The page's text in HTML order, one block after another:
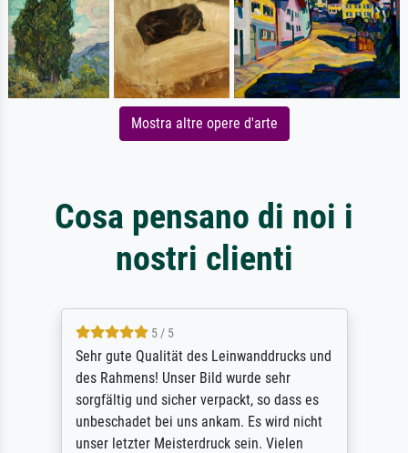
Mostra altre opere d'arte
Cosa pensano di noi i
nostri clienti
5 / 5
Sehr gute Qualität des Leinwanddrucks und
des Rahmens! Unser Bild wurde sehr
sorgfältig und sicher verpackt, so dass es
unbeschadet bei uns ankam. Es wird nicht
unser letzter Meisterdruck sein. Vielen